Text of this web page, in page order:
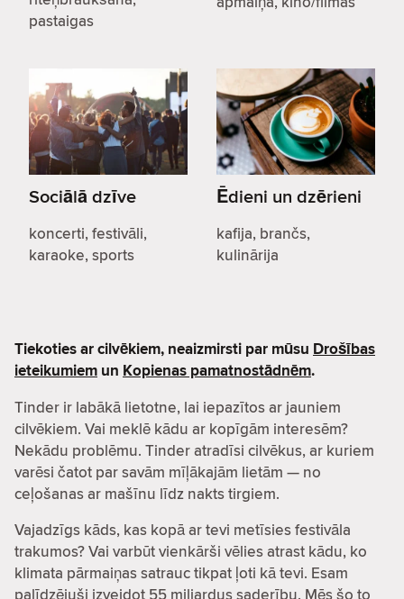
pastaigas
Sociālā dzīve
koncerti, festivāli,
karaoke, sports
Ēdieni un dzērieni
kafija, brančs,
kulinārija
Tiekoties ar cilvēkiem, neaizmirsti par mūsu Drošības
ieteikumiem un Kopienas pamatnostādnēm.
Tinder ir labākā lietotne, lai iepazītos ar jauniem
cilvēkiem. Vai meklē kādu ar kopīgām interesēm?
Nekādu problēmu. Tinder atradīsi cilvēkus, ar kuriem
varēsi čatot par savām mīļākajām lietām — no
ceļošanas ar mašīnu līdz nakts tirgiem.
Vajadzīgs kāds, kas kopā ar tevi metīsies festivāla
trakumos? Vai varbūt vienkārši vēlies atrast kādu, ko
klimata pārmaiņas satrauc tikpat ļoti kā tevi. Esam
palīdzējuši izveidot 55 miljardus saderību. Mēs šo to